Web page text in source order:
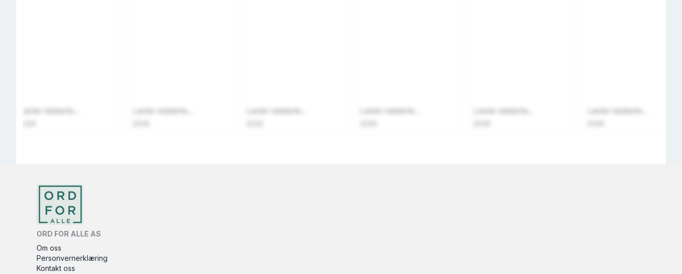
Laster relaterte... Laster relaterte... Laster relaterte... Laster relaterte... Laster relaterte... Laster relaterte...
ORD FOR ALLE AS
Om oss
Personvernerklæring
Kontakt oss